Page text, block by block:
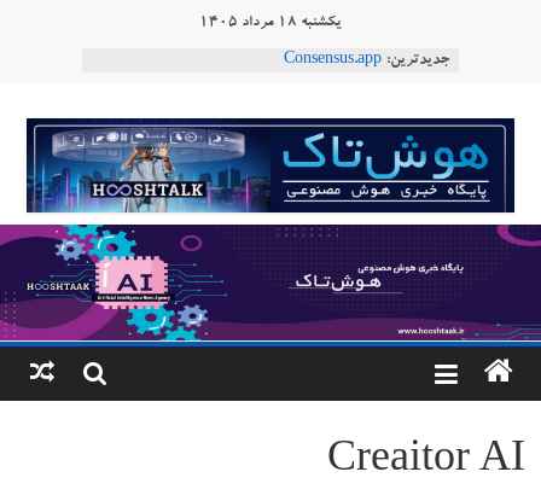
یکشنبه ۱۸ مرداد ۱۴۰۵
جدیدترین: Consensus.app
طبیعی فارسی
ربات «Aru» محصول شرکت فرانسوی Nio
Robotics
ربات T‑800
هوشتاک
پایگاه
خبری
هوش
مصنوعی
Creaitor AI